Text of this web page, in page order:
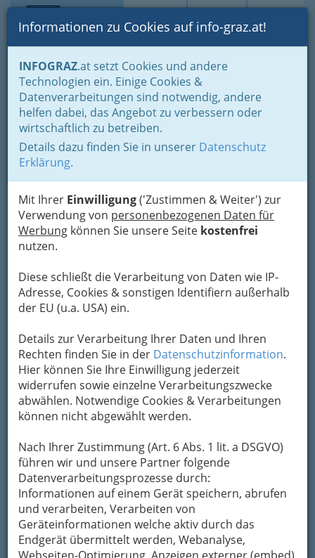
Suche Login Toggle
Informationen zu Cookies auf info-graz.at!
INFOGRAZ.at setzt Cookies und andere
Technologien ein. Einige Cookies &
Datenverarbeitungen sind notwendig, andere
helfen dabei, das Angebot zu verbessern oder
wirtschaftlich zu betreiben.
Details dazu finden Sie in unserer Datenschutz
Erklärung.
Mit Ihrer Einwilligung('Zustimmen & Weiter') zur
Verwendung von personenbezogenen Daten für
Werbung können Sie unsere Seite kostenfrei
nutzen.
Diese schließt die Verarbeitung von Daten wie IP-
Adresse, Cookies & sonstigen Identifiern außerhalb
der EU (u.a. USA) ein.
Details zur Verarbeitung Ihrer Daten und Ihren
Rechten finden Sie in der Datenschutzinformation.
Hier können Sie Ihre Einwilligung jederzeit
widerrufen sowie einzelne Verarbeitungszwecke
abwählen. Notwendige Cookies & Verarbeitungen
können nicht abgewählt werden.
Nach Ihrer Zustimmung (Art. 6 Abs. 1 lit. a DSGVO)
führen wir und unsere Partner folgende
Datenverarbeitungsprozesse durch:
Informationen auf einem Gerät speichern, abrufen
und verarbeiten, Verarbeiten von
Geräteinformationen welche aktiv durch das
Endgerät übermittelt werden, Webanalyse,
Home Gastronomie
Beisln, Bars, Pubs & Wein
Studentenlokale
Studentenlokale Graz -
Studentenfreundliche
Preise, lange
Öffnungszeiten, junges,
aufgeschlossenes Publikum
Gibt es wirklich etwas,
was ein „Studentenlokal“ von anderen,
"normalen" Lokalen unterscheidetoder wird
ein Studentenlokal einfach zu diesem, weil dort
besonders viele Studierende verkehren? Wir
haben lange nach einer allgemeingültigen
Definition für ein Studentenlokal gesucht und
gar nichts gefunden.
es uns verzeihen, aber Studentinnenlokal ist
(noch) nicht gebräuchlich und klingt auch nicht
gut und sogar die sonst exzellente
Rechtschreibprüfung von Word kennt das Wort
auch im neusten Release nicht. Mehr zur Karl-
Franzens-Universität Graz, zu den anderenUnis
und Fachhochschulen in Graz